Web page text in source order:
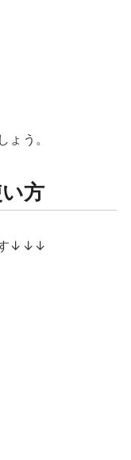
ょう。
方
す↓↓↓